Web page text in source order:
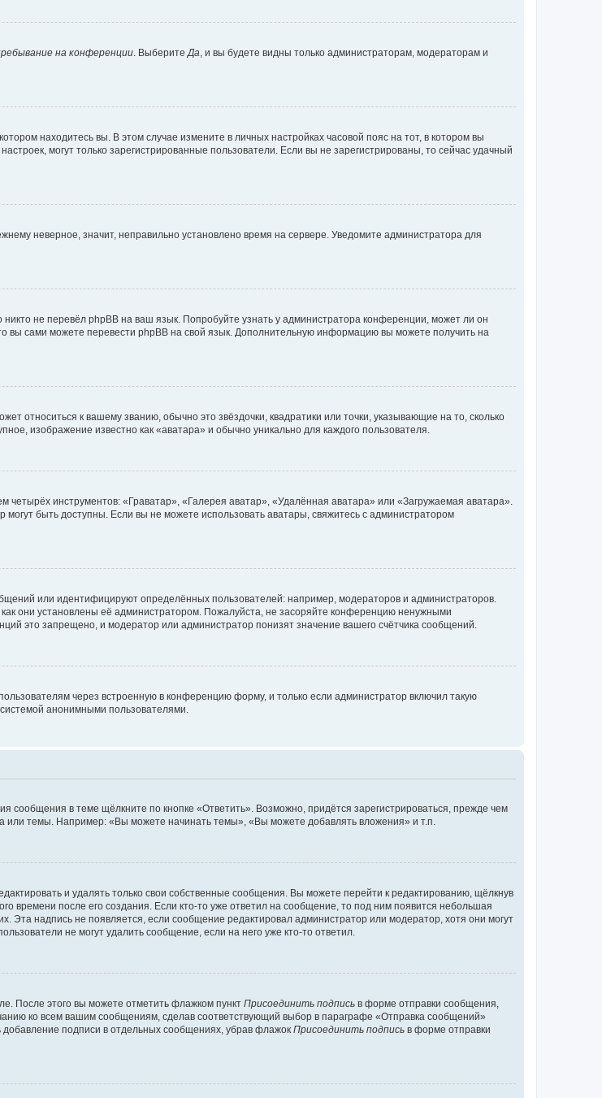
на конференции . Выберите Да , и вы будете видны только администраторам, модераторам и
находитесь вы. В этом случае измените в личных настройках часовой пояс на тот, в котором вы
могут только зарегистрированные пользователи. Если вы не зарегистрированы, то сейчас удачный
неверное, значит, неправильно установлено время на сервере. Уведомите администратора для
не перевёл phpBB на ваш язык. Попробуйте узнать у администратора конференции, может ли он
вы сами можете перевести phpBB на свой язык. Дополнительную информацию вы можете получить на
относиться к вашему званию, обычно это звёздочки, квадратики или точки, указывающие на то, сколько
изображение известно как «аватара» и обычно уникально для каждого пользователя.
инструментов: «Граватар», «Галерея аватар», «Удалённая аватара» или «Загружаемая аватара».
быть доступны. Если вы не можете использовать аватары, свяжитесь с администратором
или идентифицируют определённых пользователей: например, модераторов и администраторов.
они установлены её администратором. Пожалуйста, не засоряйте конференцию ненужными
это запрещено, и модератор или администратор понизят значение вашего счётчика сообщений.
через встроенную в конференцию форму, и только если администратор включил такую
анонимными пользователями.
в теме щёлкните по кнопке «Ответить». Возможно, придётся зарегистрироваться, прежде чем
темы. Например: «Вы можете начинать темы», «Вы можете добавлять вложения» и т.п.
и удалять только свои собственные сообщения. Вы можете перейти к редактированию, щёлкнув
времени после его создания. Если кто-то уже ответил на сообщение, то под ним появится небольшая
Эта надпись не появляется, если сообщение редактировал администратор или модератор, хотя они могут
не могут удалить сообщение, если на него уже кто-то ответил.
После этого вы можете отметить флажком пункт Присоединить подпись в форме отправки сообщения,
ко всем вашим сообщениям, сделав соответствующий выбор в параграфе «Отправка сообщений»
подписи в отдельных сообщениях, убрав флажок Присоединить подпись в форме отправки